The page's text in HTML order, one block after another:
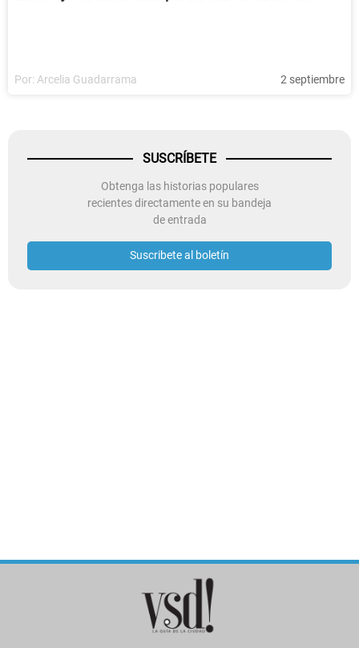
Por: Arcelia Guadarrama 2 septiembre
SUSCRÍBETE
Obtenga las historias populares
recientes directamente en su bandeja
de entrada
Suscribete al boletín